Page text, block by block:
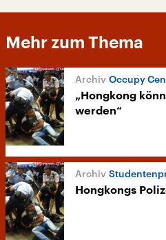
Mehr zum Thema
Occupy
„Hongkong
werden“
Hongkongs